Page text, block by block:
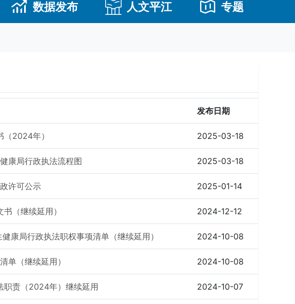
数据发布 人文平江 专题
发布日期
2024年） 2025-03-18
康局行政执法流程图 2025-03-18
许可公示 2025-01-14
（继续延用） 2024-12-12
康局行政执法职权事项清单（继续延用） 2024-10-08
单（继续延用） 2024-10-08
职责（2024年）继续延用 2024-10-07